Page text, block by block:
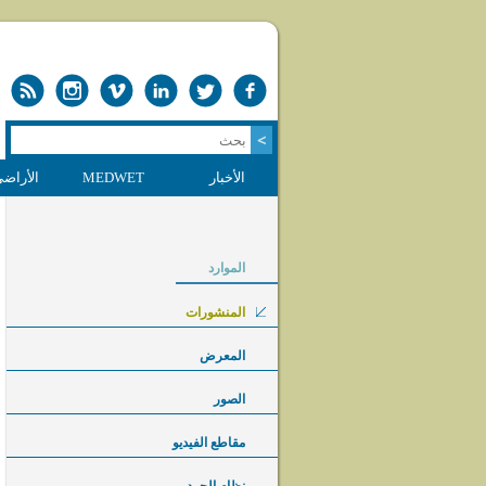
الأخبار MEDWET
الموارد
المنشورات
المعرض
الصور
مقاطع الفيديو